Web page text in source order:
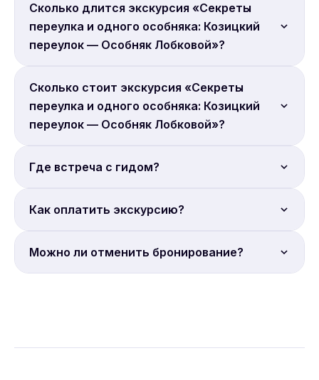
Сколько длится экскурсия «Секреты
переулка и одного особняка: Козицкий
переулок — Особняк Лобковой»?
Продолжительность: 2 часа.
Сколько стоит экскурсия «Секреты
переулка и одного особняка: Козицкий
переулок — Особняк Лобковой»?
Цена от 2 950 руб. с человека. Бронируйте онлайн.
Где встреча с гидом?
Место встречи: метро Тверская.
Как оплатить экскурсию?
Полная онлайн-оплата. Бронирование на сайте
Можно ли отменить бронирование?